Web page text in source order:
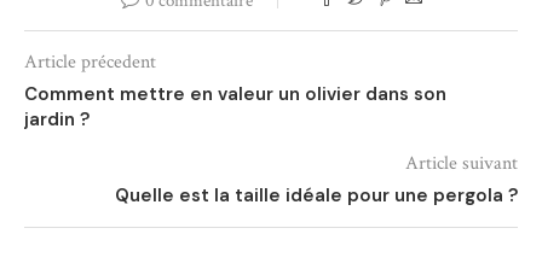
Article précedent
Comment mettre en valeur un olivier dans son
jardin ?
Article suivant
Quelle est la taille idéale pour une pergola ?